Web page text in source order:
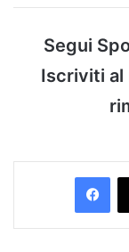
Segui
Iscriviti al